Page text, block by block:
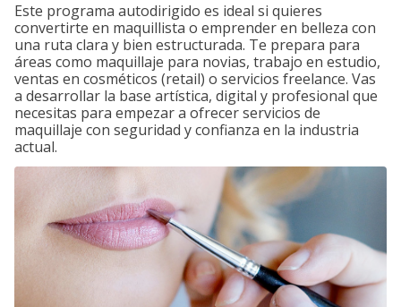
Este programa autodirigido es ideal si quieres
convertirte en maquillista o emprender en belleza con
una ruta clara y bien estructurada. Te prepara para
áreas como maquillaje para novias, trabajo en estudio,
ventas en cosméticos (retail) o servicios freelance. Vas
a desarrollar la base artística, digital y profesional que
necesitas para empezar a ofrecer servicios de
maquillaje con seguridad y confianza en la industria
actual.